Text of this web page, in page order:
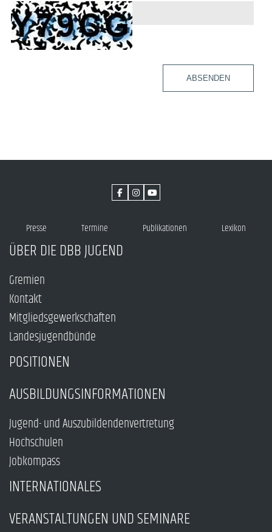
ABSENDEN
Presse Termine Publikationen Lexikon
ÜBER DIE DBB JUGEND
Gremien
Kontakt
Mitgliedsgewerkschaften
Landesjugendbünde
POSITIONEN
AUSBILDUNGSINFORMATIONEN
Jugend- und Auszubildendenvertretung
Hochschulen
Jobkompass
INTERNATIONALES
VERANSTALTUNGEN UND SEMINARE